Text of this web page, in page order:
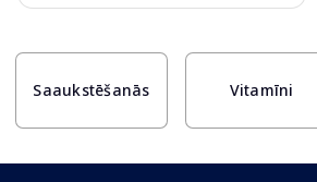
Saaukstēšanās Vitamīni